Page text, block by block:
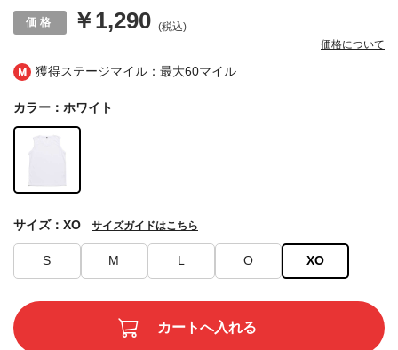
獲得ステージマイル：最大60マイル
￥1,290 (税込)
価格について
カラー：ホワイト
S M L O XO
サイズ：XO サイズガイドはこちら